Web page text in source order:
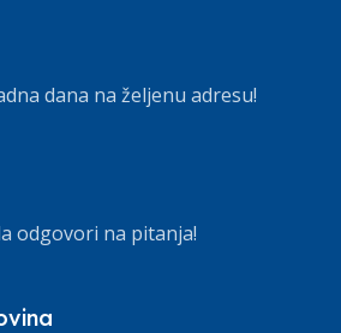
dana na željenu adresu!
odgovori na pitanja!